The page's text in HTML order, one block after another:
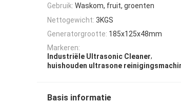
Gebruik: Waskom, fruit, groenten
Nettogewicht: 3KGS
Generatorgrootte: 185x125x48mm
Markeren:
Industriële Ultrasonic Cleaner,
huishouden ultrasone
Basis informatie